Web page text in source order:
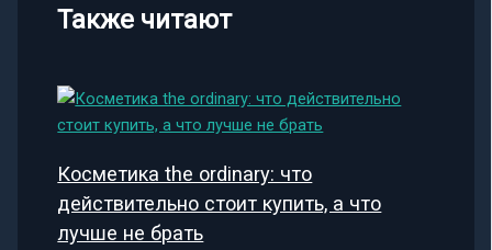
Также читают
Косметика the ordinary: что
действительно стоит купить, а что
лучше не брать